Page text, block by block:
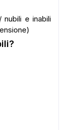
e inabili